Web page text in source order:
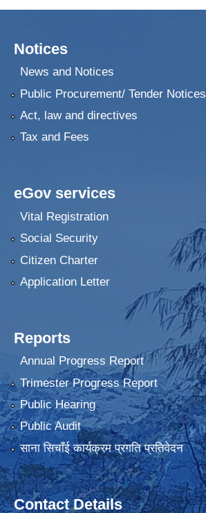
Notices
News and Notices
Public Procurement/ Tender Notices
Act, law and directives
Tax and Fees
eGov services
Vital Registration
Social Security
Citizen Charter
Application Letter
Reports
Annual Progress Report
Trimester Progress Report
Public Hearing
Public Audit
साना सिचाँई कार्यक्रम प्रगति प्रतिवेदन
Contact Details